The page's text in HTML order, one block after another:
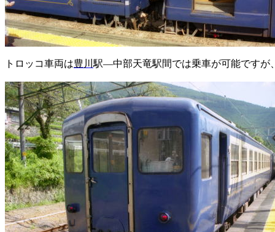
トロッコ車両は豊川 駅―中部天竜駅間では乗車が可能ですが